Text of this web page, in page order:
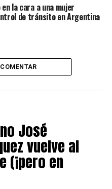
la cara a una mujer
de tránsito en Argentina
José
vuelve al
(¡pero en